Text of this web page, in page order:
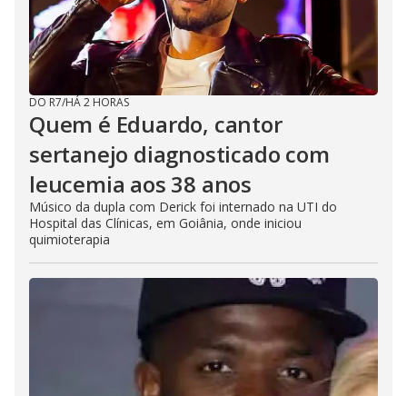
DO R7/HÁ 2 HORAS
Quem é Eduardo, cantor
sertanejo diagnosticado com
leucemia aos 38 anos
Músico da dupla com Derick foi internado na UTI do
Hospital das Clínicas, em Goiânia, onde iniciou
quimioterapia